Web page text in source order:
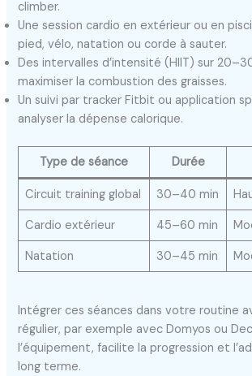
climber.
Une session cardio en extérieur ou en
pied, vélo, natation ou corde à sauter.
Des intervalles d’intensité (HIIT) sur
maximiser la combustion des graisses.
Un suivi par tracker Fitbit ou application
analyser la dépense calorique.
Type de séance Durée
Circuit training global 30–40 min
Cardio extérieur
45–60 min
Natation
30–45 min
Intégrer ces séances dans votre routine
régulier, par exemple avec Domyos ou
l’équipement, facilite la progression et
long terme.